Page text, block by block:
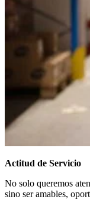
Actitud de Servicio
No solo queremos
sino ser amables,